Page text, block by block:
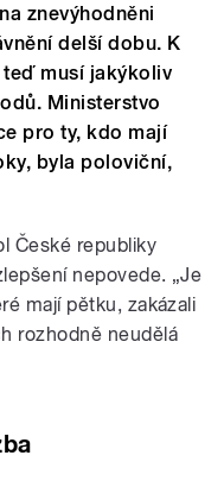
znevýhodněni
delší dobu. K
musí jakýkoliv
Ministerstvo
pro ty, kdo mají
byla poloviční,
České republiky
nepovede. „Je
mají pětku, zakázali
rozhodně neudělá